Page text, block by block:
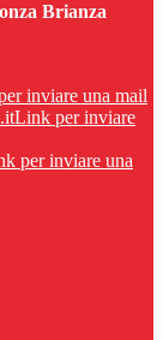
Brianza
inviare una mail
Link per inviare
per inviare una